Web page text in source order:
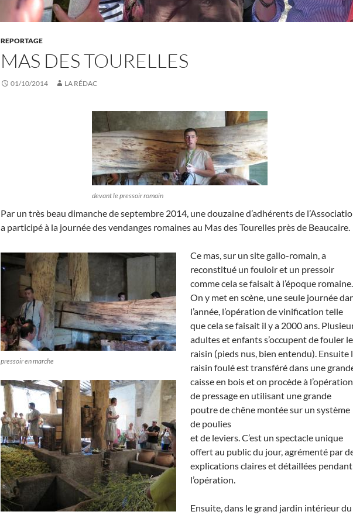
REPORTAGE
MAS DES TOURELLES
01/10/2014 LA RÉDAC
devant le pressoir romain
Par un très beau dimanche de septembre 2014, une douzaine d’adhérents de
a participé à la journée des vendanges romaines au Mas des Tourelles près de Beaucaire.
pressoir en marche
Ce mas, sur un site gallo-romain, a
reconstitué un fouloir et un pressoir
comme cela se faisait à l’époque romaine.
On y met en scène, une seule journée
l’année, l’opération de vinification telle
que cela se faisait il y a 2000 ans.
adultes et enfants s’occupent de fouler le
raisin (pieds nus, bien entendu). Ensuite
raisin foulé est transféré dans une
caisse en bois et on procède à l’opération
de pressage en utilisant une grande
poutre de chêne montée sur un système
de poulies
et de leviers. C’est un spectacle unique
offert au public du jour, agrémenté par
explications claires et détaillées pendant
l’opération.
Ensuite, dans le grand jardin intérieur du